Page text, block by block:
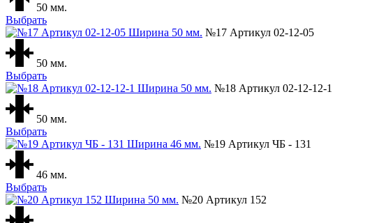
50 мм.
Выбрать
№17 Артикул 02-12-05
50 мм.
Выбрать
№18 Артикул 02-12-12-1
50 мм.
Выбрать
№19 Артикул ЧБ - 131
46 мм.
Выбрать
№20 Артикул 152